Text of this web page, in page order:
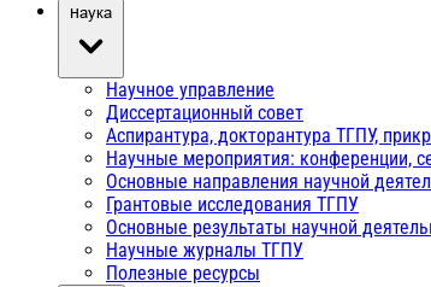
Наука
Научное управление
Диссертационный совет
Аспирантура, докторантура ТГПУ,
Научные мероприятия: конференции,
Основные направления научной
Грантовые исследования ТГПУ
Основные результаты научной
Научные журналы ТГПУ
Полезные ресурсы